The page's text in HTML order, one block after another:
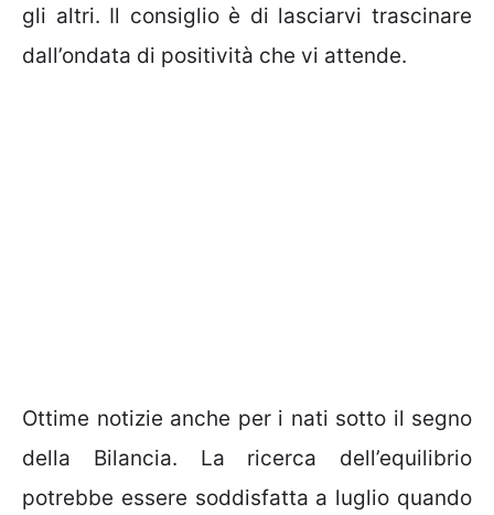
gli altri. Il consiglio è di lasciarvi trascinare
dall’ondata di positività che vi attende.
Ottime notizie anche per i nati sotto il segno
della Bilancia. La ricerca dell’equilibrio
potrebbe essere soddisfatta a luglio quando